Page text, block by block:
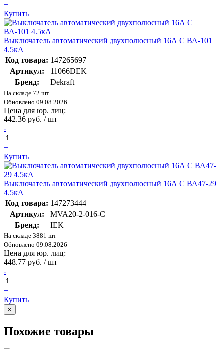
+
Купить
Выключатель автоматический двухполюсный 16А С ВА-101
4.5кА
Код товара: 147265697
Артикул:
11066DEK
Бренд:
Dekraft
На складе 72 шт
Обновлено 09.08.2026
Цена для юр. лиц:
442.36 руб. / шт
-
+
Купить
Выключатель автоматический двухполюсный 16А С ВА47-29
4.5кА
Код товара: 147273444
Артикул:
MVA20-2-016-C
Бренд:
IEK
На складе 3881 шт
Обновлено 09.08.2026
Цена для юр. лиц:
448.77 руб. / шт
-
+
Купить
×
Похожие товары